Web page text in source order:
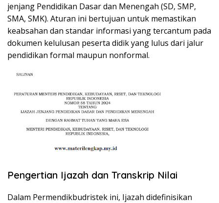
jenjang Pendidikan Dasar dan Menengah (SD, SMP,
SMA, SMK). Aturan ini bertujuan untuk memastikan
keabsahan dan standar informasi yang tercantum pada
dokumen kelulusan peserta didik yang lulus dari jalur
pendidikan formal maupun nonformal.
Pengertian Ijazah dan Transkrip Nilai
Dalam Permendikbudristek ini, Ijazah didefinisikan